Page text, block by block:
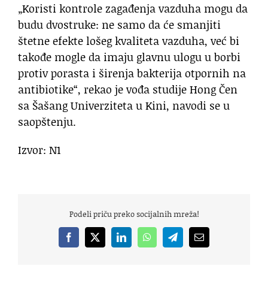
„Koristi kontrole zagađenja vazduha mogu da
budu dvostruke: ne samo da će smanjiti
štetne efekte lošeg kvaliteta vazduha, već bi
takođe mogle da imaju glavnu ulogu u borbi
protiv porasta i širenja bakterija otpornih na
antibiotike“, rekao je vođa studije Hong Čen
sa Šašang Univerziteta u Kini, navodi se u
saopštenju.
Izvor: N1
Podeli priču preko socijalnih mreža!
Facebook
X LinkedInWhatsAppTelegramEmail